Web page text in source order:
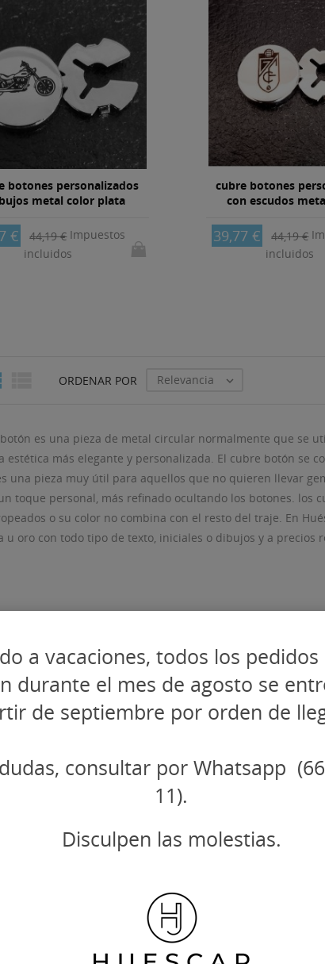
botones personalizados
metal color plata
€ 44,19 €Impuestos
incluidos
cubre botones
con escudos
39,77 € 44,19 €
incluidos
ORDENAR POR Relevancia 
es una pieza de metal circular normalmente que se
estética más elegante y personalizada. El cubre botón se
una pieza muy útil para aquellos que no quieren llevar
toque personal, más refinado ocultando los botones. los
o su color no combina con el resto del traje. En
u oro con todo tipo de texto, iniciales o dibujos y a precios
a vacaciones, todos los pedidos
durante el mes de agosto se
de septiembre por orden de
consultar por Whatsapp
11).
Disculpen las molestias.